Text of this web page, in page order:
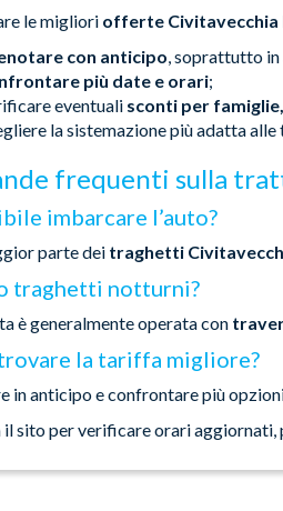
le migliori offerte Civitavecchia
con anticipo , soprattutto
più date e orari;
eventuali sconti per
la sistemazione più adatta alle
frequenti sulla
imbarcare l’auto?
parte dei traghetti
traghetti notturni?
è generalmente operata con
la tariffa migliore?
in anticipo e confrontare più
il sito per verificare orari